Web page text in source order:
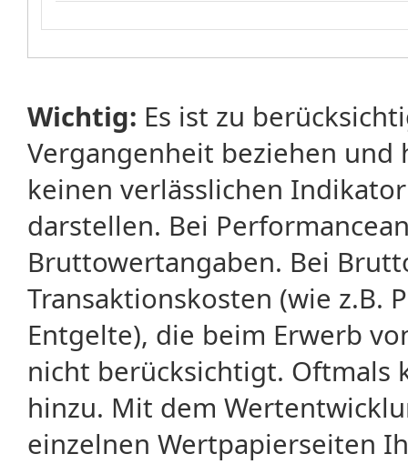
Wichtig: Es ist zu
Vergangenheit beziehen
keinen verlässlichen
darstellen. Bei
Bruttowertangaben. Bei
Transaktionskosten (wie z.B.
Entgelte), die beim Erwerb
nicht berücksichtigt. Oftmals
hinzu. Mit dem
einzelnen Wertpapierseiten